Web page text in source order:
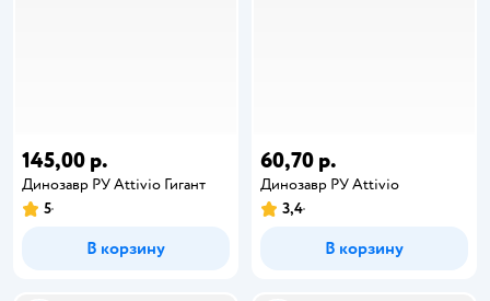
145,00 р.
Динозавр РУ Attivio Гигант
5
В корзину
60,70 р.
Динозавр РУ Attivio
3,4
В корзину